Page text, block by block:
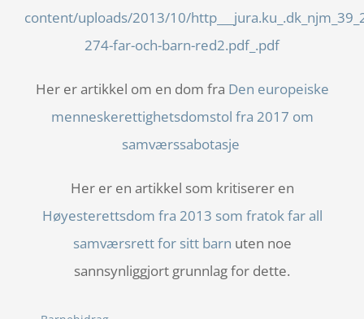
content/uploads/2013/10/
274-far-och-barn-red2.pdf_.pdf
Her er artikkel om en dom fra Den europeiske
menneskerettighetsdomstol fra 2017 om
samværssabotasje
Her er en artikkel som kritiserer en
Høyesterettsdom fra 2013 som fratok far all
samværsrett for sitt barn uten noe
sannsynliggjort grunnlag for dette.